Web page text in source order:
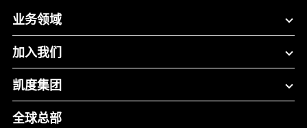
业务领域
加入我们
凯度集团
全球总部